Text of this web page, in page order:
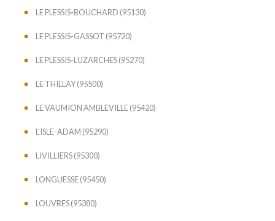
LE PLESSIS-BOUCHARD (95130)
LE PLESSIS-GASSOT (95720)
LE PLESSIS-LUZARCHES (95270)
LE THILLAY (95500)
LE VAUMION AMBLEVILLE (95420)
L'ISLE-ADAM (95290)
LIVILLIERS (95300)
LONGUESSE (95450)
LOUVRES (95380)